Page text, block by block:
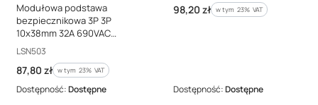
Modułowa podstawa
bezpiecznikowa 3P 3P
10x38mm 32A 690VAC
LSN503
Kod producenta
LSN503
Cena brutto
87,80 zł w tym %s VAT
w tym 23% VAT
Dostępność:Dostępne
Cena brutto
98,20 zł w tym %s VAT
w tym 23% VAT
Dostępność:Dostępne